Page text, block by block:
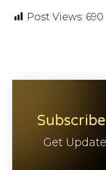
Post Views: 690
Get